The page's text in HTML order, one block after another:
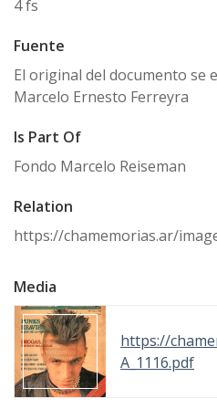
4 fs
Fuente
El original del documento se
Marcelo Ernesto Ferreyra
Is Part Of
Fondo Marcelo Reiseman
Relation
https://chamemorias.ar/
Media
https://
A_1116.pdf